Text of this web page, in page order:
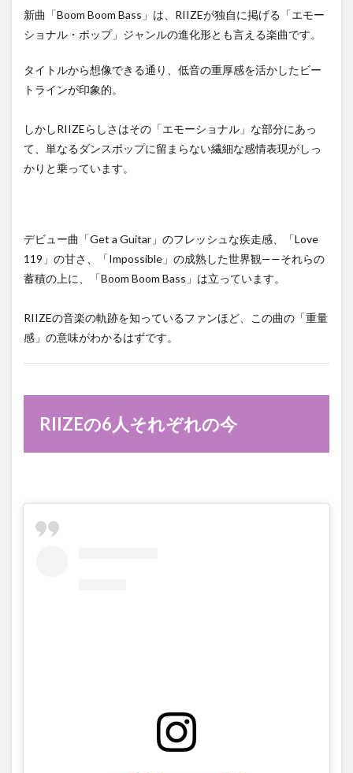
新曲「Boom Boom Bass」は、RIIZEが独自に掲げる「エモー
ショナル・ポップ」ジャンルの進化形とも言える楽曲です。
タイトルから想像できる通り、低音の重厚感を活かしたビー
トラインが印象的。
しかしRIIZEらしさはその「エモーショナル」な部分にあっ
て、単なるダンスポップに留まらない繊細な感情表現がしっ
かりと乗っています。
デビュー曲「Get a Guitar」のフレッシュな疾走感、「Love
119」の甘さ、「Impossible」の成熟した世界観——それらの
蓄積の上に、「Boom Boom Bass」は立っています。
RIIZEの音楽の軌跡を知っているファンほど、この曲の「重量
感」の意味がわかるはずです。
RIIZEの6人それぞれの今